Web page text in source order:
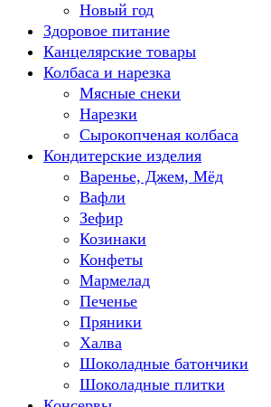
Новый год
Здоровое питание
Канцелярские товары
Колбаса и нарезка
Мясные снеки
Нарезки
Сырокопченая колбаса
Кондитерские изделия
Варенье, Джем, Мёд
Вафли
Зефир
Козинаки
Конфеты
Мармелад
Печенье
Пряники
Халва
Шоколадные батончики
Шоколадные плитки